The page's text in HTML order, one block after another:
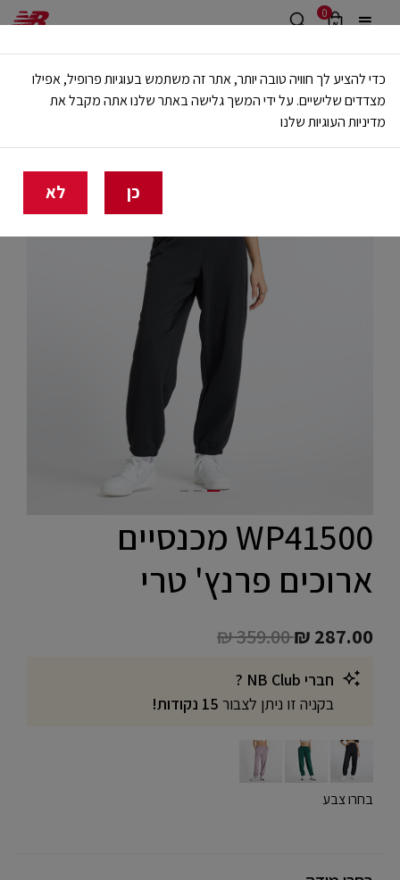
0
משלוח חינם מעל 499 ש"ח
🔥 20% הנחה על כל הביגוד באתר ובחנויות - לזמן מוגבל
בית נשים בגדים מכנסיים ארוכים וטייצים
WP41500 מכנסיים
ארוכים פרנץ' טרי
Price reduced from
₪ 359.00to
₪ 287.00
חברי NB Club ?
בקניה זו ניתן לצבור
בחרו צבע
כדי להציע לך חוויה טובה יותר, אתר זה משתמש בעוגיות פרופיל, אפילו
מצדדים שלישיים. על ידי המשך גלישה באתר שלנו אתה מקבל את
מדיניות העוגיות שלנו
כן לא